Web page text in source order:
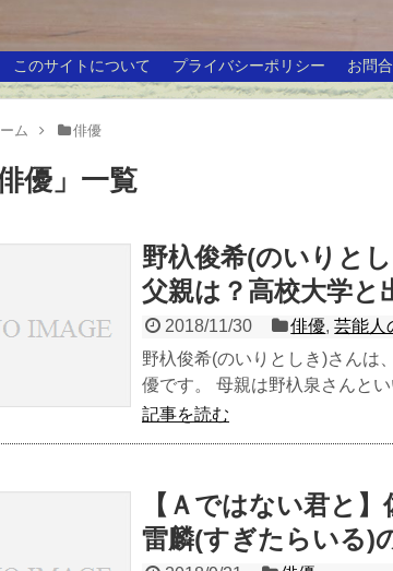
このサイトについて プライバシーポリシー お問
ム 俳優
優 」 一覧
野杁俊希(のいりと
父親は？高校大学と
2018/11/30 俳優,芸能人
野杁俊希(のいりとしき)さんは
優です。 母親は野杁泉さんとい
記事を読む
【Ａではない君と
雷麟(すぎたらいる)